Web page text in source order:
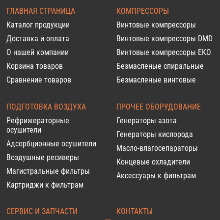
ГЛАВНАЯ СТРАНИЦА
Каталог продукции
Доставка и оплата
О нашей компании
Корзина товаров
Сравнение товаров
КОМПРЕССОРЫ
Винтовые компрессоры
Винтовые компрессоры DMD
Винтовые компрессоры EKO
Безмасленые спиральные
Безмасленые винтовые
ПОДГОТОВКА ВОЗДУХА
Рефрижераторные
осушители
Адсорбционные осушители
Воздушные ресиверы
Магистральные фильтры
Картриджи к фильтрам
ПРОЧЕЕ ОБОРУДОВАНИЕ
Генераторы азота
Генераторы кислорода
Масло-влагосепараторы
Концевые охладители
Аксессуары к фильтрам
СЕРВИС И ЗАПЧАСТИ
КОНТАКТЫ